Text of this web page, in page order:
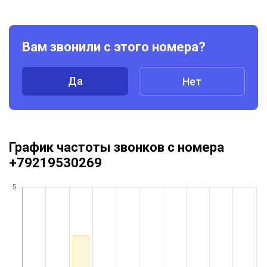
Вам звонили с этого номера?
Да Нет
График частоты звонков с номера
+79219530269